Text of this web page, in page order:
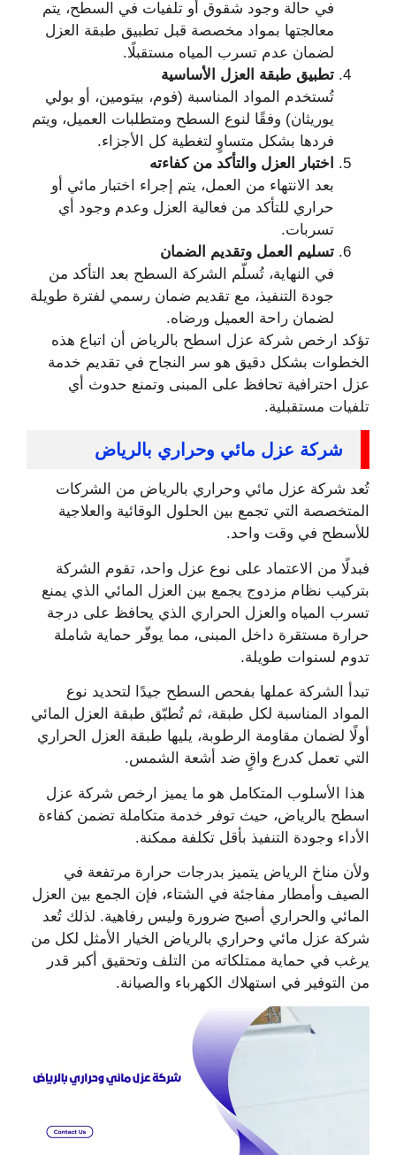
في حالة وجود شقوق أو تلفيات في السطح، يتم
معالجتها بمواد مخصصة قبل تطبيق طبقة العزل
لضمان عدم تسرب المياه مستقبلًا.
تطبيق طبقة العزل الأساسية
تُستخدم المواد المناسبة (فوم، بيتومين، أو بولي
يوريثان) وفقًا لنوع السطح ومتطلبات العميل، ويتم
فردها بشكل متساوٍ لتغطية كل الأجزاء.
اختبار العزل والتأكد من كفاءته
بعد الانتهاء من العمل، يتم إجراء اختبار مائي أو
حراري للتأكد من فعالية العزل وعدم وجود أي
تسربات.
تسليم العمل وتقديم الضمان
في النهاية، تُسلّم الشركة السطح بعد التأكد من
جودة التنفيذ، مع تقديم ضمان رسمي لفترة طويلة
لضمان راحة العميل ورضاه.
تؤكد ارخص شركة عزل اسطح بالرياض أن اتباع هذه
الخطوات بشكل دقيق هو سر النجاح في تقديم خدمة
عزل احترافية تحافظ على المبنى وتمنع حدوث أي
تلفيات مستقبلية.
شركة عزل مائي وحراري بالرياض
تُعد شركة عزل مائي وحراري بالرياض من الشركات
المتخصصة التي تجمع بين الحلول الوقائية والعلاجية
للأسطح في وقت واحد.
فبدلًا من الاعتماد على نوع عزل واحد، تقوم الشركة
بتركيب نظام مزدوج يجمع بين العزل المائي الذي يمنع
تسرب المياه والعزل الحراري الذي يحافظ على درجة
حرارة مستقرة داخل المبنى، مما يوفّر حماية شاملة
تدوم لسنوات طويلة.
تبدأ الشركة عملها بفحص السطح جيدًا لتحديد نوع
المواد المناسبة لكل طبقة، ثم تُطبّق طبقة العزل المائي
أولًا لضمان مقاومة الرطوبة، يليها طبقة العزل الحراري
التي تعمل كدرع واقٍ ضد أشعة الشمس.
هذا الأسلوب المتكامل هو ما يميز ارخص شركة عزل
اسطح بالرياض، حيث توفر خدمة متكاملة تضمن كفاءة
الأداء وجودة التنفيذ بأقل تكلفة ممكنة.
ولأن مناخ الرياض يتميز بدرجات حرارة مرتفعة في
الصيف وأمطار مفاجئة في الشتاء، فإن الجمع بين العزل
المائي والحراري أصبح ضرورة وليس رفاهية. لذلك تُعد
شركة عزل مائي وحراري بالرياض الخيار الأمثل لكل من
يرغب في حماية ممتلكاته من التلف وتحقيق أكبر قدر
من التوفير في استهلاك الكهرباء والصيانة.